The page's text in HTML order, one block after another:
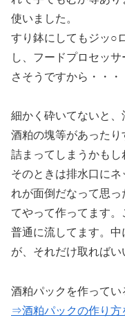
使いました。
すり鉢にしてもジッ○
し、フードプロセッ
さそうですから・・・
細かく砕いてないと
酒粕の塊等があった
詰まってしまうかもし
そのときは排水口に
れが面倒だなって思
てやって作ってます
普通に流してます。
が、それだけ取ればい
酒粕パックを作って
⇒酒粕パックの作り方